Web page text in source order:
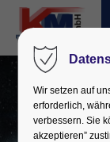
Wir setzen auf
erforderlich,
verbessern. Sie
akzeptieren”